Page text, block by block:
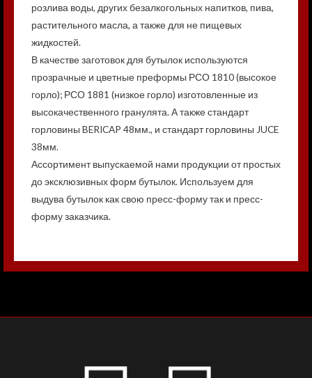
розлива воды, других безалкогольных напитков, пива,
растительного масла, а также для не пищевых
жидкостей.
В качестве заготовок для бутылок используются
прозрачные и цветные преформы РСО 1810 (высокое
горло); РСО 1881 (низкое горло) изготовленные из
высокачественного гранулята. А также стандарт
горловины BERICAP 48мм., и стандарт горловины JUCE
38мм.
Ассортимент выпускаемой нами продукции от простых
до эксклюзивных форм бутылок. Используем для
выдува бутылок как свою пресс-форму так и пресс-
форму заказчика.